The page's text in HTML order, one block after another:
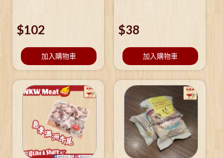
$102
加入購物車
$38
加入購物車